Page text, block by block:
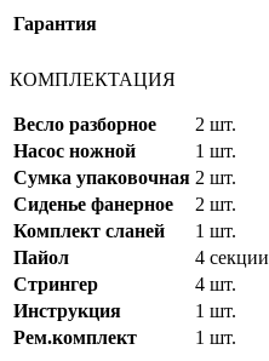
Гарантия
КОМПЛЕКТАЦИЯ
Весло разборное
2 шт.
Насос ножной
1 шт.
Сумка упаковочная 2 шт.
Сиденье фанерное
2 шт.
Комплект сланей
1 шт.
Пайол
4 секции
Стрингер
4 шт.
Инструкция
1 шт.
Рем.комплект
1 шт.